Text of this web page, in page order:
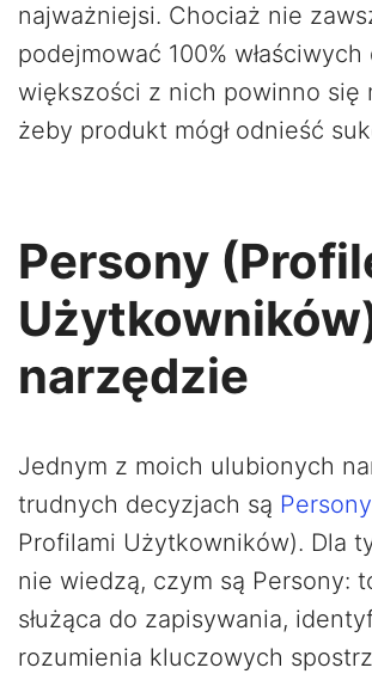
najważniejsi. Chociaż nie
podejmować 100%
większości z nich powinno się
żeby produkt mógł odnieść
Persony
narzędzie
Jednym z moich ulubionych
trudnych decyzjach są Persony
Profilami Użytkowników). Dla
nie wiedzą, czym są Persony:
służąca do zapisywania,
rozumienia kluczowych